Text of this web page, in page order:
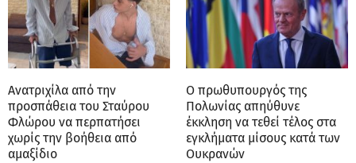
Ανατριχίλα από την
προσπάθεια του Σταύρου
Φλώρου να περπατήσει
χωρίς την βοήθεια από
αμαξίδιο
Ο πρωθυπουργός της
Πολωνίας απηύθυνε
έκκληση να τεθεί τέλος στα
εγκλήματα μίσους κατά των
Ουκρανών